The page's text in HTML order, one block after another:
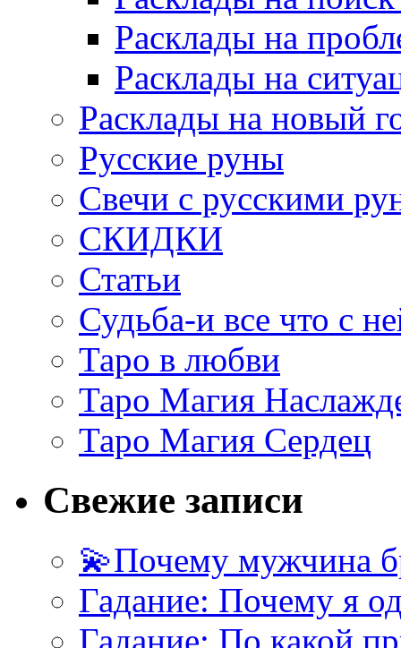
Расклады на
Расклады на
Расклады на новый
Русские руны
Свечи с русскими
СКИДКИ
Статьи
Судьба-и все что с
Таро в любви
Таро Магия
Таро Магия Сердец
Свежие записи
💫Почему мужчина
Гадание: Почему я